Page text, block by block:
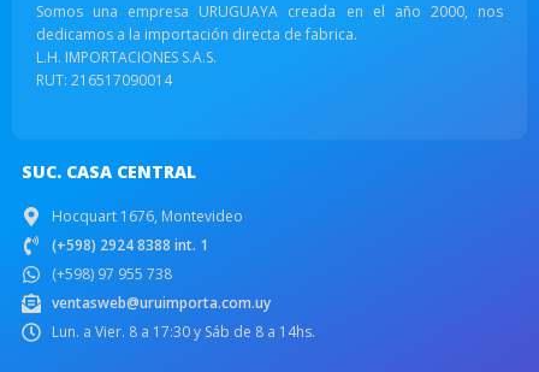
Somos una empresa URUGUAYA creada en el año 2000, nos
dedicamos a la importación directa de fabrica.
L.H. IMPORTACIONES S.A.S.
RUT: 216517090014
SUC. CASA CENTRAL
Hocquart 1676, Montevideo
(+598) 2924 8388 int. 1
(+598) 97 955 738
ventasweb@uruimporta.com.uy
Lun. a Vier. 8 a 17:30 y Sáb de 8 a 14hs.